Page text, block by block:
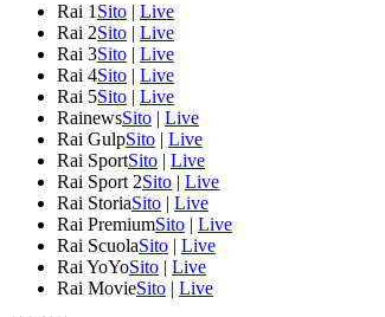
Rai 1 Sito | Live
Rai 2Sito | Live
Rai 3Sito | Live
Rai 4Sito | Live
Rai 5Sito | Live
RainewsSito | Live
Rai GulpSito | Live
Rai SportSito | Live
Rai Sport 2Sito | Live
Rai StoriaSito | Live
Rai PremiumSito | Live
Rai ScuolaSito | Live
Rai YoYoSito | Live
Rai MovieSito | Live